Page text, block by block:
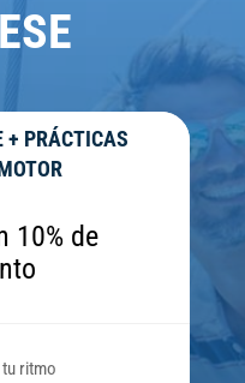
+ PRÁCTICAS
10% de
ritmo